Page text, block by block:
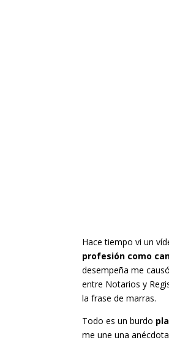
Hace tiempo vi un
profesión como
desempeña me
entre Notarios y
la frase de marras.
Todo es un burdo
me une una